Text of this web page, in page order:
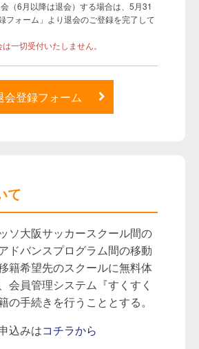
（6月以降は退会）する場合は、5月31
フォーム」より退会のご登録を完了して
一切受付いたしません。
会登録フォーム
て
ソ大阪サッカースクール間の
ドバンスプログラム間の移動
籍希望先のスクールに無料体
会員管理システム『すくすく
の手続きを行うこととする。
込みはコチラから